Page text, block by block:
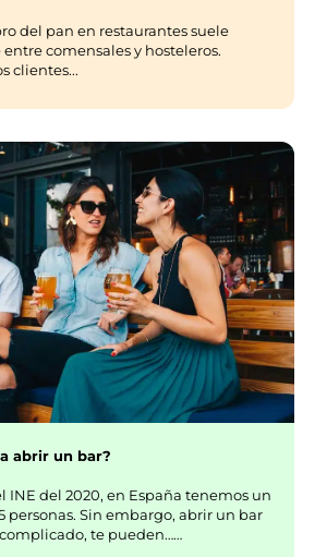
del pan en restaurantes suele
comensales y hosteleros.
clientes...
abrir un bar?
INE del 2020, en España tenemos un
personas. Sin embargo, abrir un bar
te pueden……